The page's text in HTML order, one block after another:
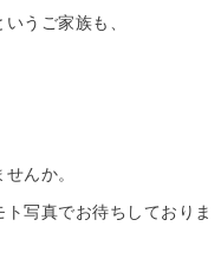
うご家族も、
んか。
写真でお待ちしておりま